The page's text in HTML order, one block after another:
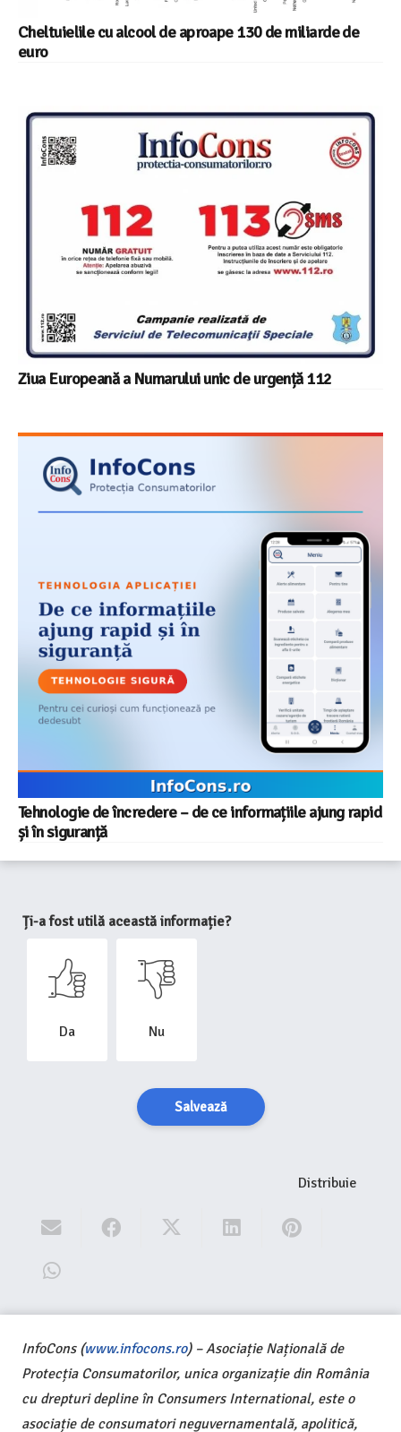
Cheltuielile cu alcool de aproape 130 de miliarde de
euro
Ziua Europeană a Numarului unic de urgență 112
Tehnologie de încredere – de ce informațiile ajung rapid
și în siguranță
Ți-a fost utilă această informație?
Da Nu
Salvează
Distribuie
InfoCons (www.infocons.ro) – Asociație Națională de
Protecția Consumatorilor, unica organizație din România
cu drepturi depline în Consumers International, este o
asociație de consumatori neguvernamentală, apolitică,